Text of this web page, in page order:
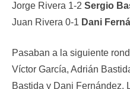
Jorge Rivera 1-2 Sergio
Juan Rivera 0-1 Dani
Pasaban a la siguiente
Víctor García, Adrián
Bastida y Dani Fernández.